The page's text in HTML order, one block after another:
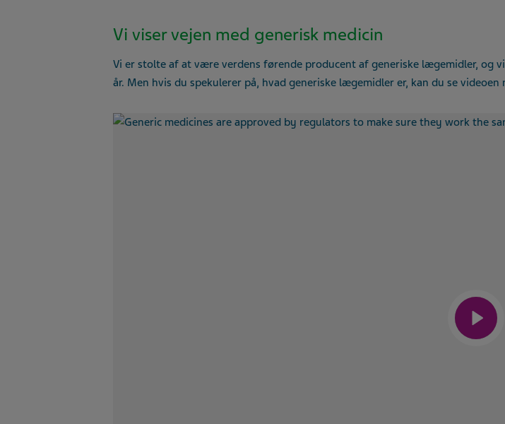
Vi viser vejen med generisk medicin
Vi er stolte af at være verdens førende producent af generiske lægemidler, og
år. Men hvis du spekulerer på, hvad generiske lægemidler er, kan du se videoen